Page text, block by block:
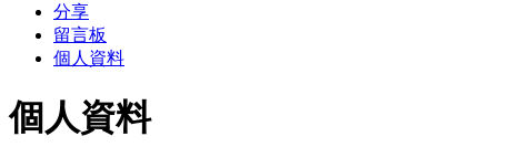
分享
留言板
個人資料
個人資料